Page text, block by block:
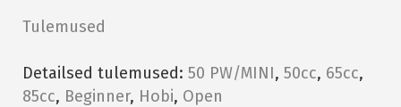
Tulemused
Detailsed tulemused: 50 PW/MINI, 50cc, 65cc,
85cc, Beginner, Hobi, Open